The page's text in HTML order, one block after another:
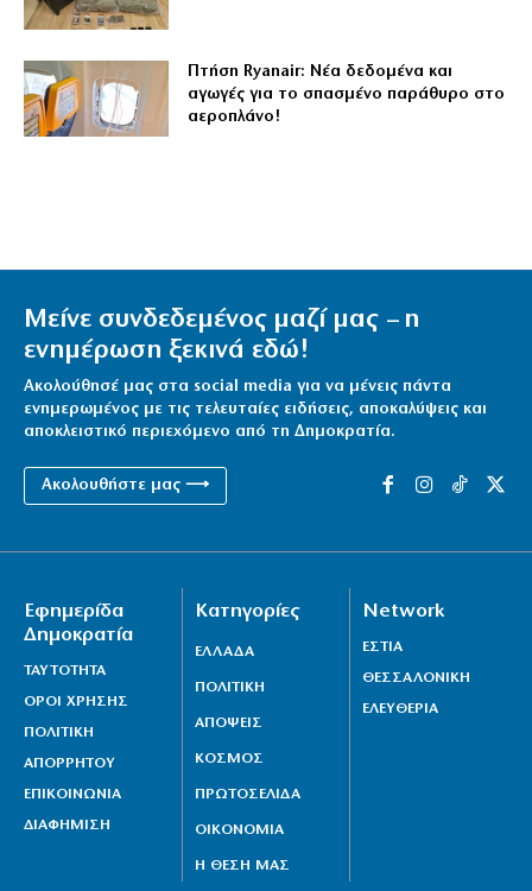
Πτήση Ryanair: Νέα δεδομένα και
αγωγές για το σπασμένο παράθυρο στο
αεροπλάνο!
Μείνε συνδεδεμένος μαζί μας – η
ενημέρωση ξεκινά εδώ!
Ακολούθησέ μας στα social media για να μένεις πάντα
ενημερωμένος με τις τελευταίες ειδήσεις, αποκαλύψεις και
αποκλειστικό περιεχόμενο από τη Δημοκρατία.
Ακολουθήστε μας ⟶
Εφημερίδα
Δημοκρατία
ΤΑΥΤΟΤΗΤΑ
ΟΡΟΙ ΧΡΗΣΗΣ
ΠΟΛΙΤΙΚΗ
ΑΠΟΡΡΗΤΟΥ
ΕΠΙΚΟΙΝΩΝΙΑ
ΔΙΑΦΗΜΙΣΗ
Κατηγορίες
ΕΛΛΑΔΑ
ΠΟΛΙΤΙΚΗ
ΑΠΟΨΕΙΣ
ΚΟΣΜΟΣ
ΠΡΩΤΟΣΕΛΙΔΑ
ΟΙΚΟΝΟΜΙΑ
Η ΘΕΣΗ ΜΑΣ
Network
ΕΣΤΙΑ
ΘΕΣΣΑΛΟΝΙΚΗ
ΕΛΕΥΘΕΡΙΑ